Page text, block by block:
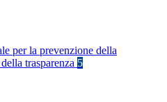
per la prevenzione della
trasparenza 5